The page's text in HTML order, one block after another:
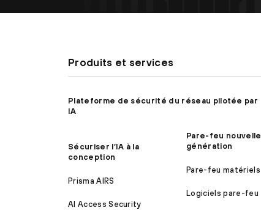
Produits et services
Plateforme de sécurité du réseau pilotée par
IA
Sécuriser l’IA à la
conception
Prisma AIRS
AI Access Security
Pare-feu nouvelle
génération
Pare-feu matériels
Logiciels pare-feu